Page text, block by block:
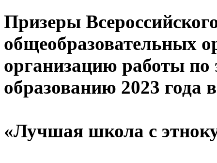
Призеры
общеобразовательных
организацию работы по
образованию 2023 года
«Лучшая школа с